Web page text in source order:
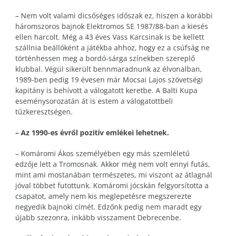
– Nem volt valami dicsőséges időszak ez, hiszen a korábbi
háromszoros bajnok Elektromos SE 1987/88-ban a kiesés
ellen harcolt. Még a 43 éves Vass Karcsinak is be kellett
szállnia beállóként a játékba ahhoz, hogy ez a csúfság ne
történhessen meg a bordó-sárga színekben szereplő
klubbal. Végül sikerült bennmaradnunk az élvonalban,
1989-ben pedig 19 évesen már Mocsai Lajos szövetségi
kapitány is behívott a válogatott keretbe. A Balti Kupa
eseménysorozatán át is estem a válogatottbeli
tűzkeresztségen.
– Az 1990-es évről pozitív emlékei lehetnek.
– Komáromi Ákos személyében egy más szemléletű
edzője lett a Tromosnak. Akkor még nem volt ennyi futás,
mint ami mostanában természetes, mi viszont az átlagnál
jóval többet futottunk. Komáromi jócskán felgyorsította a
csapatot, amely nem kis meglepetésre megszerezte
negyedik bajnoki címét. Edzőnk pedig nem maradt egy
újabb szezonra, inkább visszament Debrecenbe.